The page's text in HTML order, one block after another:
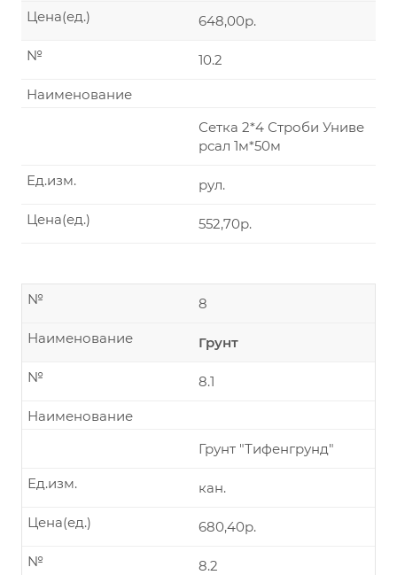
648,00р.
Цена(ед.)
10.2
№
Наименование
Сетка 2*4 Строби Униве
рсал 1м*50м
рул.
Ед.изм.
552,70р.
Цена(ед.)
8
№
Грунт
Наименование
8.1
№
Наименование
Грунт "Тифенгрунд"
кан.
Ед.изм.
680,40р.
Цена(ед.)
8.2
№